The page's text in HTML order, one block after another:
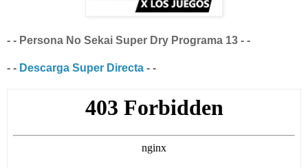
- - Persona No Sekai Super Dry Programa 13 - -
- - Descarga Super Directa - -